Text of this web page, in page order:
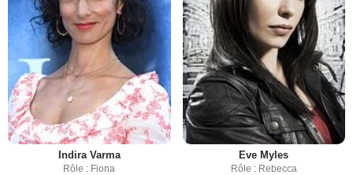
Indira Varma
Rôle : Fiona
Eve Myles
Rôle : Rebecca